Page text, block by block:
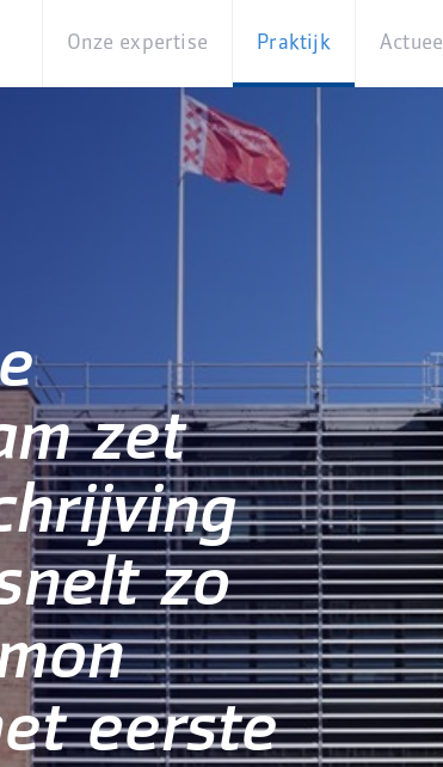
Onze expertise
Beleidsterreinen
Producten
Praktijk
Innovaties
Actueel
zet
zo
eerste